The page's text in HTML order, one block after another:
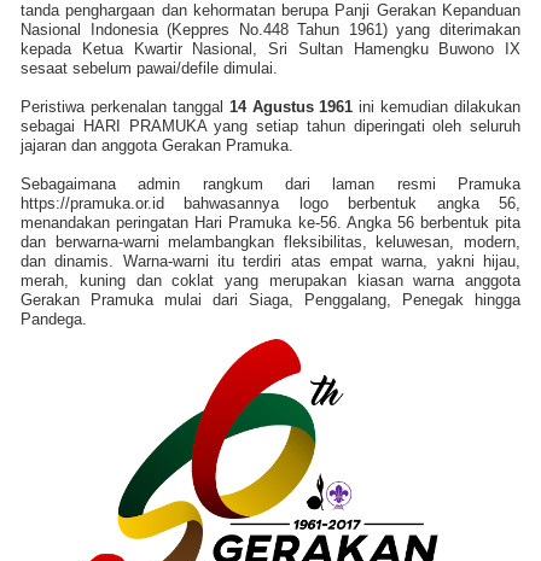
tanda penghargaan dan kehormatan berupa Panji Gerakan Kepanduan
Nasional Indonesia (Keppres No.448 Tahun 1961) yang diterimakan
kepada Ketua Kwartir Nasional, Sri Sultan Hamengku Buwono IX
sesaat sebelum pawai/defile dimulai.
Peristiwa perkenalan tanggal 14 Agustus 1961 ini kemudian dilakukan
sebagai HARI PRAMUKA yang setiap tahun diperingati oleh seluruh
jajaran dan anggota Gerakan Pramuka.
Sebagaimana admin rangkum dari laman resmi Pramuka
https://pramuka.or.id bahwasannya logo berbentuk angka 56,
menandakan peringatan Hari Pramuka ke-56. Angka 56 berbentuk pita
dan berwarna-warni melambangkan fleksibilitas, keluwesan, modern,
dan dinamis. Warna-warni itu terdiri atas empat warna, yakni hijau,
merah, kuning dan coklat yang merupakan kiasan warna anggota
Gerakan Pramuka mulai dari Siaga, Penggalang, Penegak hingga
Pandega.